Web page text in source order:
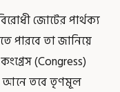
জোটের পার্থক্য
পারবে তা জানিয়ে
(Congress)
আনে তবে তৃণমূল